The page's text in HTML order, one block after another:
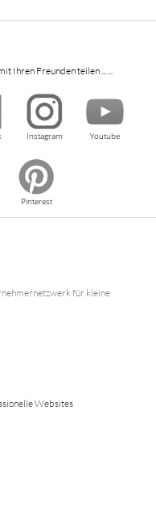
Ihren Freunden teilen ... ...
Instagram Youtube
Pinterest
für kleine
Websites